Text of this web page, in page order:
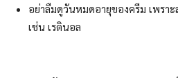
อย่าลืมดูวันหมดอายุของครีม เพราะ
เช่น เรตินอล